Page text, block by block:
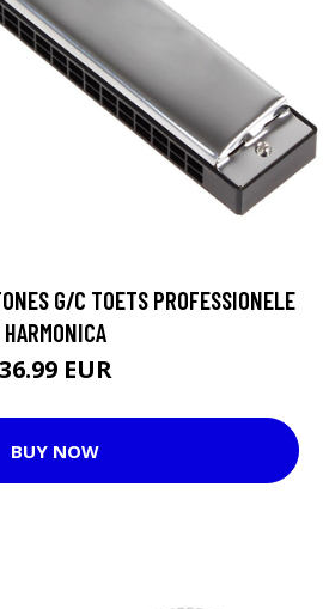
G/C TOETS PROFESSIONELE
HARMONICA
36.99 EUR
BUY NOW